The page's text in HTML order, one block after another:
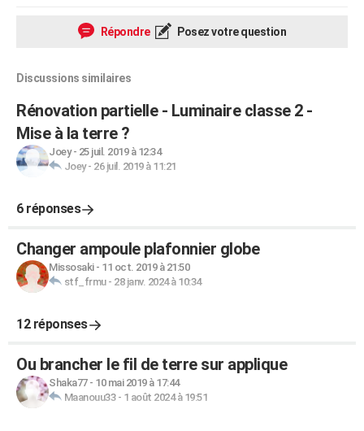
Répondre Posez votre question
Discussions similaires
Rénovation partielle - Luminaire classe 2 -
Mise à la terre ?
Joey- 25 juil. 2019 à 12:34
Joey- 26 juil. 2019 à 11:21
6 réponses
Changer ampoule plafonnier globe
Missosaki- 11 oct. 2019 à 21:50
stf_frmu- 28 janv. 2024 à 10:34
12 réponses
Ou brancher le fil de terre sur applique
Shaka77- 10 mai 2019 à 17:44
Maanouu33- 1 août 2024 à 19:51